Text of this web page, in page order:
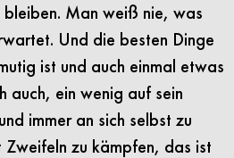
bleiben. Man weiß nie, was
Und die besten Dinge
ist und auch einmal etwas
auch, ein wenig auf sein
immer an sich selbst zu
zu kämpfen, das ist